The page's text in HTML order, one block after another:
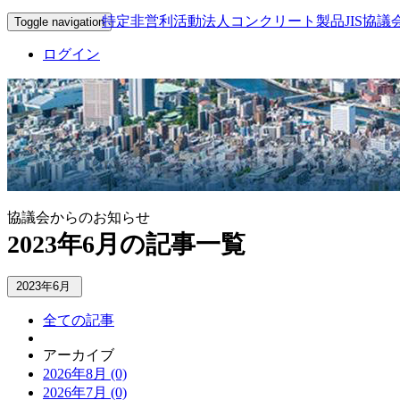
Toggle navigation特定非営利活動法人コンクリート製品JIS協議
ログイン
協議会からのお知らせ
2023年6月の記事一覧
2023年6月
全ての記事
アーカイブ
2026年8月 (0)
2026年7月 (0)